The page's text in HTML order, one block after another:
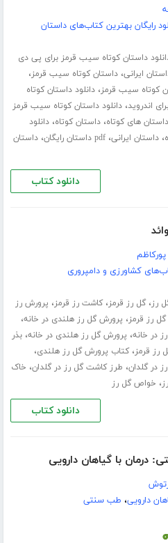
رایگان بهترین کتاب‌های داستان
داستان کوتاه سیب قرمز برای پی دی
ایرانی،داستان کوتاه سیب قرمز،
کوتاه سیب قرمز،دانلود داستان کوتاه
اندروید،دانلود داستان کوتاه سیب قرمز
داستان های کوتاه،داستان کوتاه،دانلود
،داستان ایرانی،pdf داستان رایگان ،داستان
دانلود کتاب
کشاورزی و دامپروری
رز،گل رز قرمز،کاشت رز قرمز، پرورش رز
رز قرمز، پرورش گل رز هلندی در خانه،
در خانه، پرورش گل رز هلندی در خانه،بذر
رز قرمز،کتاب پرورش گل رز هلندی،
در گلدان، طرز کاشت گل رز در گلدان، خاک
، خواص گل رز
دانلود کتاب
درمان با گیاهان دارویی
دارویی، طب سنتی